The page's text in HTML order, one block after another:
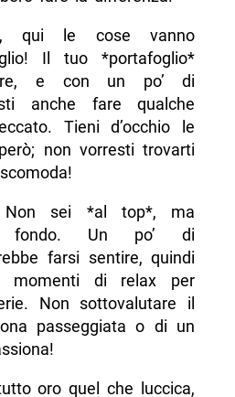
qui le cose vanno
Il tuo *portafoglio*
e con un po’ di
anche fare qualche
Tieni d’occhio le
non vorresti trovarti
Non sei *al top*, ma
fondo. Un po’ di
farsi sentire, quindi
momenti di relax per
Non sottovalutare il
passeggiata o di un
oro quel che luccica,